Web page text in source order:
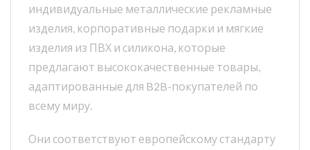
индивидуальные металлические рекламные
изделия, корпоративные подарки и мягкие
изделия из ПВХ и силикона, которые
предлагают высококачественные товары,
адаптированные для B2B-покупателей по
всему миру.
Они соответствуют европейскому стандарту